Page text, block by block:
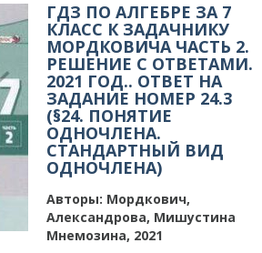
ГДЗ ПО АЛГЕБРЕ ЗА 7
КЛАСС К ЗАДАЧНИКУ
МОРДКОВИЧА ЧАСТЬ 2.
РЕШЕНИЕ С ОТВЕТАМИ.
2021 ГОД.. ОТВЕТ НА
ЗАДАНИЕ НОМЕР 24.3
(§24. ПОНЯТИЕ
ОДНОЧЛЕНА.
СТАНДАРТНЫЙ ВИД
ОДНОЧЛЕНА)
Авторы: Мордкович,
Александрова, Мишустина
Мнемозина, 2021